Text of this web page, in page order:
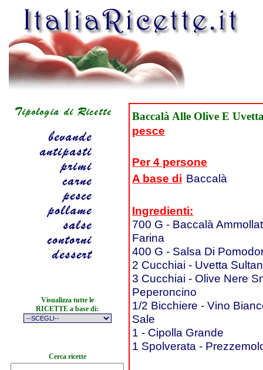
Visualizza tutte le
RICETTE a base di:
Cerca ricette
Baccalà Alle Olive E
pesce
Per 4 persone
A base di Baccalà
Ingredienti:
700 G - Baccalà
Farina
400 G - Salsa Di
2 Cucchiai - Uvetta
3 Cucchiai - Olive Nere
Peperoncino
1/2 Bicchiere - Vino
Sale
1 - Cipolla Grande
1 Spolverata -